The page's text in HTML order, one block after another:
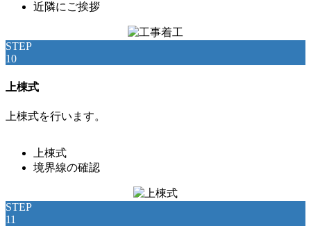
近隣にご挨拶
STEP
10
上棟式
上棟式を行います。
上棟式
境界線の確認
STEP
11